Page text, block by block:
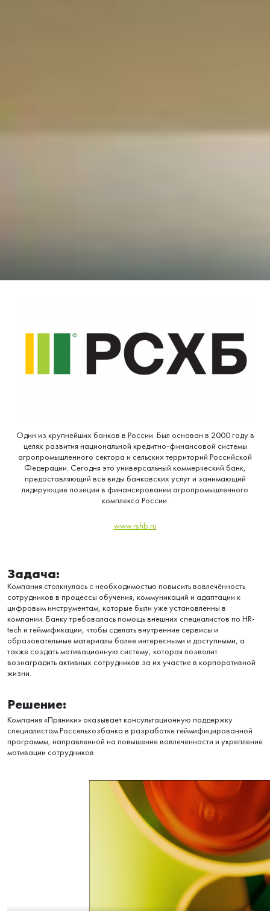
Один из крупнейших банков в России. Был основан в 2000 году в
целях развития национальной кредитно-финансовой системы
агропромышленного сектора и сельских территорий Российской
Федерации. Сегодня это универсальный коммерческий банк,
предоставляющий все виды банковских услуг и занимающий
лидирующие позиции в финансировании агропромышленного
комплекса России.
www.rshb.ru
Задача:
Компания столкнулась с необходимостью повысить вовлечённость
сотрудников в процессы обучения, коммуникаций и адаптации к
цифровым инструментам, которые были уже установленны в
компании. Банку требовалась помощь внешних специалистов по HR-
tech и геймификации, чтобы сделать внутренние сервисы и
образовательные материалы более интересными и доступными, а
также создать мотивационную систему, которая позволит
вознаградить активных сотрудников за их участие в корпоративной
жизни.
Решение:
Компания «Пряники» оказывает консультационную поддержку
специалистам Россельхозбанка в разработке геймифицированной
программы, направленной на повышение вовлеченности и укрепление
мотивации сотрудников